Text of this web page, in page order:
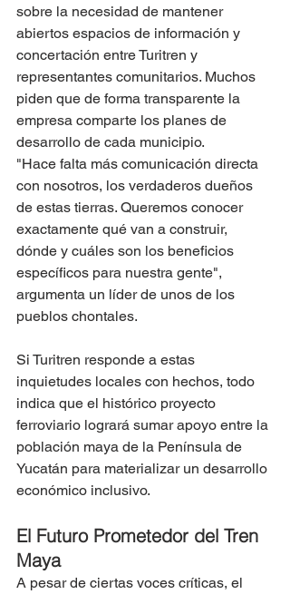
sobre la necesidad de mantener
abiertos espacios de información y
concertación entre Turitren y
representantes comunitarios. Muchos
piden que de forma transparente la
empresa comparte los planes de
desarrollo de cada municipio.
"Hace falta más comunicación directa
con nosotros, los verdaderos dueños
de estas tierras. Queremos conocer
exactamente qué van a construir,
dónde y cuáles son los beneficios
específicos para nuestra gente",
argumenta un líder de unos de los
pueblos chontales.
Si Turitren responde a estas
inquietudes locales con hechos, todo
indica que el histórico proyecto
ferroviario logrará sumar apoyo entre la
población maya de la Península de
Yucatán para materializar un desarrollo
económico inclusivo.
El Futuro Prometedor del Tren
Maya
A pesar de ciertas voces críticas, el